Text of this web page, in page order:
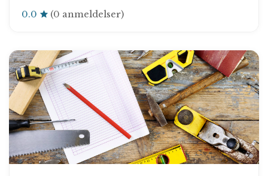
0.0 (0 anmeldelser)